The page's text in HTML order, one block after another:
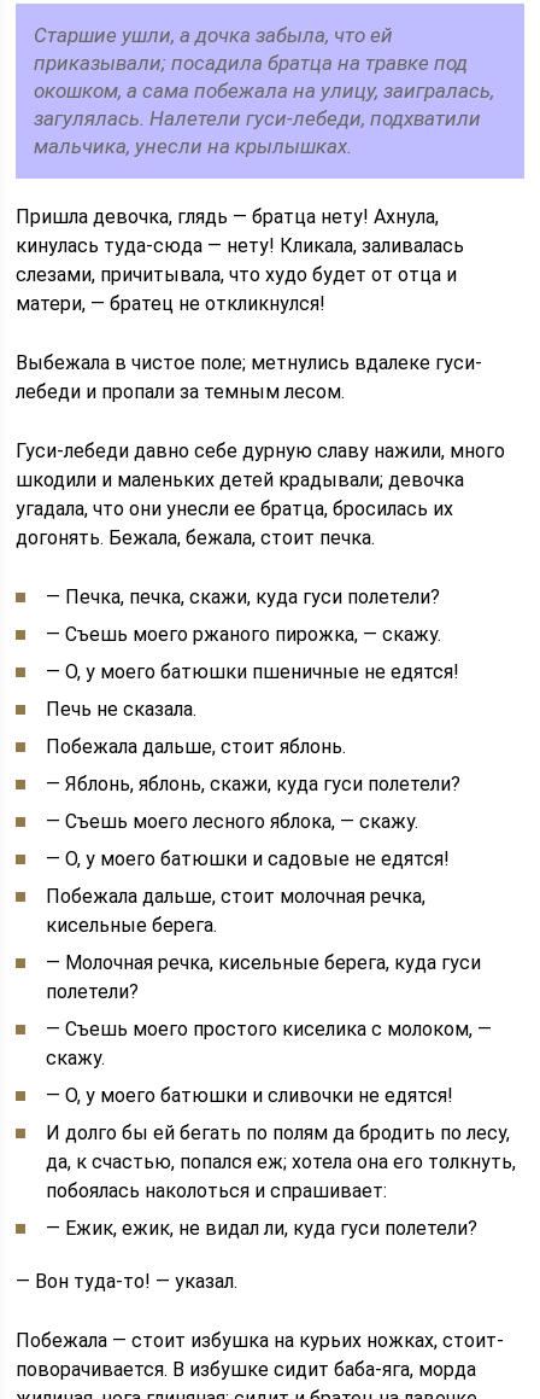
Старшие ушли, а дочка забыла, что ей
приказывали; посадила братца на травке под
окошком, а сама побежала на улицу, заигралась,
загулялась. Налетели гуси-лебеди, подхватили
мальчика, унесли на крылышках.
Пришла девочка, глядь — братца нету! Ахнула,
кинулась туда-сюда — нету! Кликала, заливалась
слезами, причитывала, что худо будет от отца и
матери, — братец не откликнулся!
Выбежала в чистое поле; метнулись вдалеке гуси-
лебеди и пропали за темным лесом.
Гуси-лебеди давно себе дурную славу нажили, много
шкодили и маленьких детей крадывали; девочка
угадала, что они унесли ее братца, бросилась их
догонять. Бежала, бежала, стоит печка.
— Печка, печка, скажи, куда гуси полетели?
— Съешь моего ржаного пирожка, — скажу.
— О, у моего батюшки пшеничные не едятся!
Печь не сказала.
Побежала дальше, стоит яблонь.
— Яблонь, яблонь, скажи, куда гуси полетели?
— Съешь моего лесного яблока, — скажу.
— О, у моего батюшки и садовые не едятся!
Побежала дальше, стоит молочная речка,
кисельные берега.
— Молочная речка, кисельные берега, куда гуси
полетели?
— Съешь моего простого киселика с молоком, —
скажу.
— О, у моего батюшки и сливочки не едятся!
И долго бы ей бегать по полям да бродить по лесу,
да, к счастью, попался еж; хотела она его толкнуть,
побоялась наколоться и спрашивает:
— Ежик, ежик, не видал ли, куда гуси полетели?
— Вон туда-то! — указал.
Побежала — стоит избушка на курьих ножках, стоит-
поворачивается. В избушке сидит баба-яга, морда